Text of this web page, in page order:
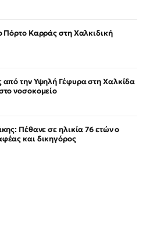
Πόρτο Καρράς στη Χαλκιδική
την Υψηλή Γέφυρα στη Χαλκίδα
νοσοκομείο
Πέθανε σε ηλικία 76 ετών ο
και δικηγόρος